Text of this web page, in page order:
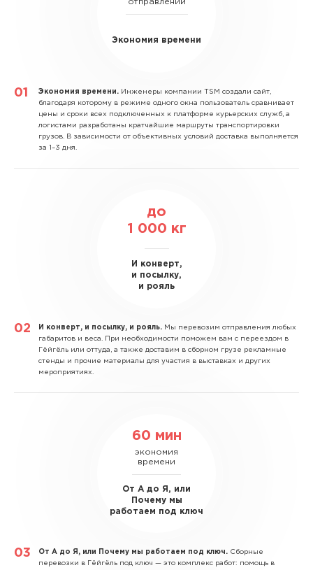
Экономия времени
Экономия времени. Инженеры компании TSM создали сайт,
благодаря которому в режиме одного окна пользователь сравнивает
цены и сроки всех подключенных к платформе курьерских служб, а
логистами разработаны кратчайшие маршруты транспортировки
грузов. В зависимости от объективных условий доставка выполняется
за 1–3 дня.
до
1 000 кг
И конверт,
и посылку,
и рояль
И конверт, и посылку, и рояль. Мы перевозим отправления любых
габаритов и веса. При необходимости поможем вам с переездом в
Гёйгёль или оттуда, а также доставим в сборном грузе рекламные
стенды и прочие материалы для участия в выставках и других
мероприятиях.
60 мин
экономия
времени
От А до Я, или
Почему мы
работаем под ключ
От А до Я, или Почему мы работаем под ключ. Сборные
перевозки в Гёйгёль под ключ — это комплекс работ: помощь в